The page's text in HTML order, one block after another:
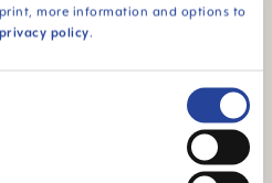
more information and options to
policy.